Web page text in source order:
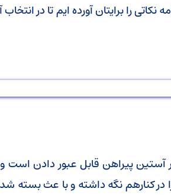
را برایتان آورده ایم تا در
پیراهن قابل عبور دادن است و
در کنارهم نگه داشته و با عث بسته